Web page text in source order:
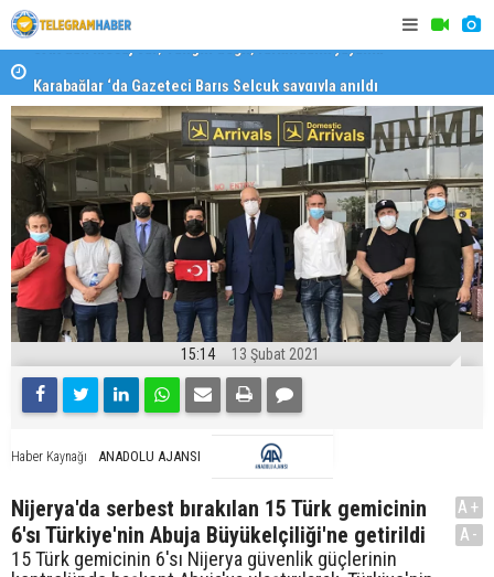
15:14 13 Şubat 2021
Haber Kaynağı ANADOLU AJANSI
Nijerya'da serbest bırakılan 15 Türk gemicinin
6'sı Türkiye'nin Abuja Büyükelçiliği'ne getirildi
15 Türk gemicinin 6'sı Nijerya güvenlik güçlerinin
A+
A-